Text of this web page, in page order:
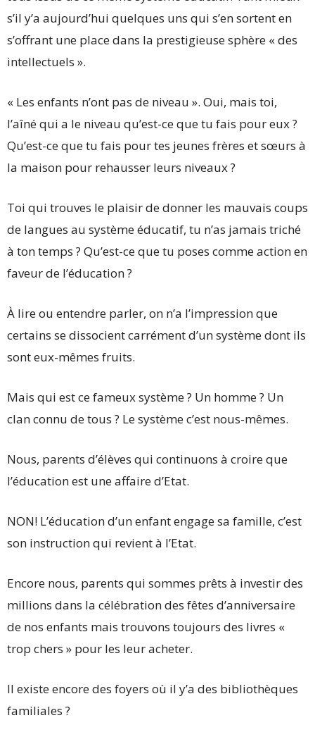
s’il y’a aujourd’hui quelques uns qui s’en sortent en
s’offrant une place dans la prestigieuse sphère « des
intellectuels ».
« Les enfants n’ont pas de niveau ». Oui, mais toi,
l’aîné qui a le niveau qu’est-ce que tu fais pour eux ?
Qu’est-ce que tu fais pour tes jeunes frères et sœurs à
la maison pour rehausser leurs niveaux ?
Toi qui trouves le plaisir de donner les mauvais coups
de langues au système éducatif, tu n’as jamais triché
à ton temps ? Qu’est-ce que tu poses comme action en
faveur de l’éducation ?
À lire ou entendre parler, on n’a l’impression que
certains se dissocient carrément d’un système dont ils
sont eux-mêmes fruits.
Mais qui est ce fameux système ? Un homme ? Un
clan connu de tous ? Le système c’est nous-mêmes.
Nous, parents d’élèves qui continuons à croire que
l’éducation est une affaire d’Etat.
NON! L’éducation d’un enfant engage sa famille, c’est
son instruction qui revient à l’Etat.
Encore nous, parents qui sommes prêts à investir des
millions dans la célébration des fêtes d’anniversaire
de nos enfants mais trouvons toujours des livres «
trop chers » pour les leur acheter.
Il existe encore des foyers où il y’a des bibliothèques
familiales ?